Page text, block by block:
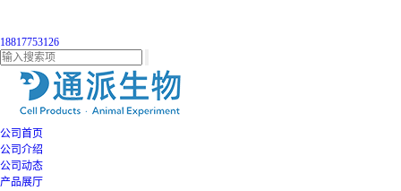
18817753126
公司首页
公司介绍
公司动态
产品展厅